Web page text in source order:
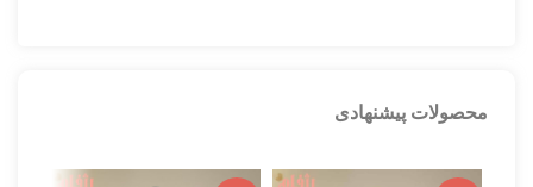
محصولات پیشنهادی